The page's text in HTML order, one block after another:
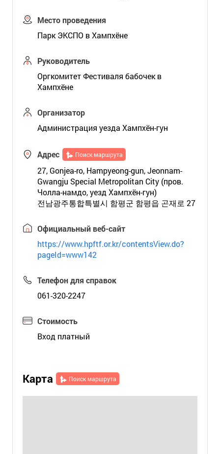
Место проведения
Парк ЭКСПО в Хампхёне
Руководитель
Оргкомитет Фестиваля бабочек в
Хампхёне
Организатор
Администрация уезда Хампхён-гун
Адрес Поиск маршрута
27, Gonjea-ro, Hampyeong-gun, Jeonnam-
Gwangju Special Metropolitan City (пров.
Чолла-намдо, уезд Хампхён-гун)
전남광주통합특별시 함평군 함평읍 곤재로 27
Официальный веб-сайт
https://www.hpftf.or.kr/contentsView.do?
pageId=www142
Телефон для справок
061-320-2247
Стоимость
Вход платный
Карта Поиск маршрута